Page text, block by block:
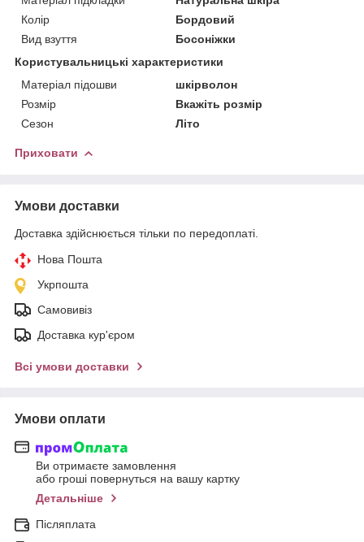
Колір
Бордовий
Вид взуття
Босоніжки
Користувальницькі характеристики
Матеріал підошви
шкiрволон
Розмір
Вкажіть розмір
Сезон
Літо
Приховати
Умови доставки
Доставка здійснюється тільки по передоплаті.
Нова Пошта
Укрпошта
Самовивіз
Доставка кур'єром
Всі умови доставки
Умови оплати
Ви отримаєте замовлення
або гроші повернуться на вашу картку
Детальніше
Післяплата